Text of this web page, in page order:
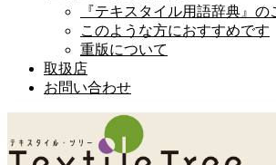
『テキスタイル用語辞典』の
このような方におすすめです
重版について
取扱店
お問い合わせ